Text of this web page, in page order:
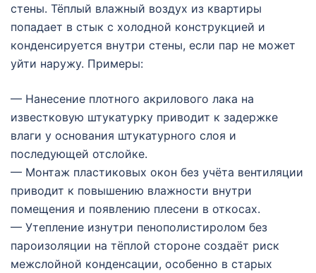
стены. Тёплый влажный воздух из квартиры
попадает в стык с холодной конструкцией и
конденсируется внутри стены, если пар не может
уйти наружу. Примеры:
— Нанесение плотного акрилового лака на
известковую штукатурку приводит к задержке
влаги у основания штукатурного слоя и
последующей отслойке.
— Монтаж пластиковых окон без учёта вентиляции
приводит к повышению влажности внутри
помещения и появлению плесени в откосах.
— Утепление изнутри пенополистиролом без
пароизоляции на тёплой стороне создаёт риск
межслойной конденсации, особенно в старых